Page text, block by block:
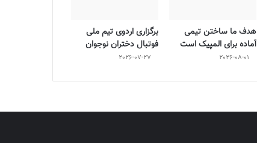
هدف ما ساختن تیمی
آماده برای المپیک است
2026-08-01
برگزاری اردوی تیم ملی
فوتبال دختران نوجوان
2026-07-27